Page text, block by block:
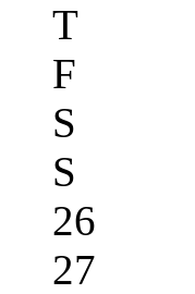
T
F
S
S
26
27